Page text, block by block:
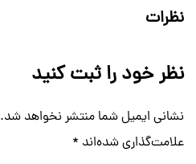
نظرات
نظر خود را ثبت کنید
نشانی ایمیل شما منتشر نخواهد شد.
علامت‌گذاری شده‌اند *